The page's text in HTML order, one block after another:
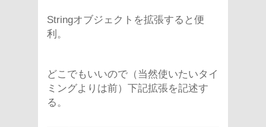
Stringオブジェクトを拡張すると便
利。
どこでもいいので（当然使いたいタイ
ミングよりは前）下記拡張を記述す
る。